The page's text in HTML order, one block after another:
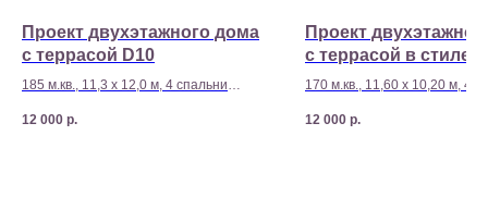
Проект двухэтажного дома
с террасой D10
185 м.кв., 11,3 х 12,0 м, 4 спальни
р
12 000 р.
Проект
с террасой в стиле
D18
170 м.кв., 11,60 х 10,20 м, 4
р
12 000 р.